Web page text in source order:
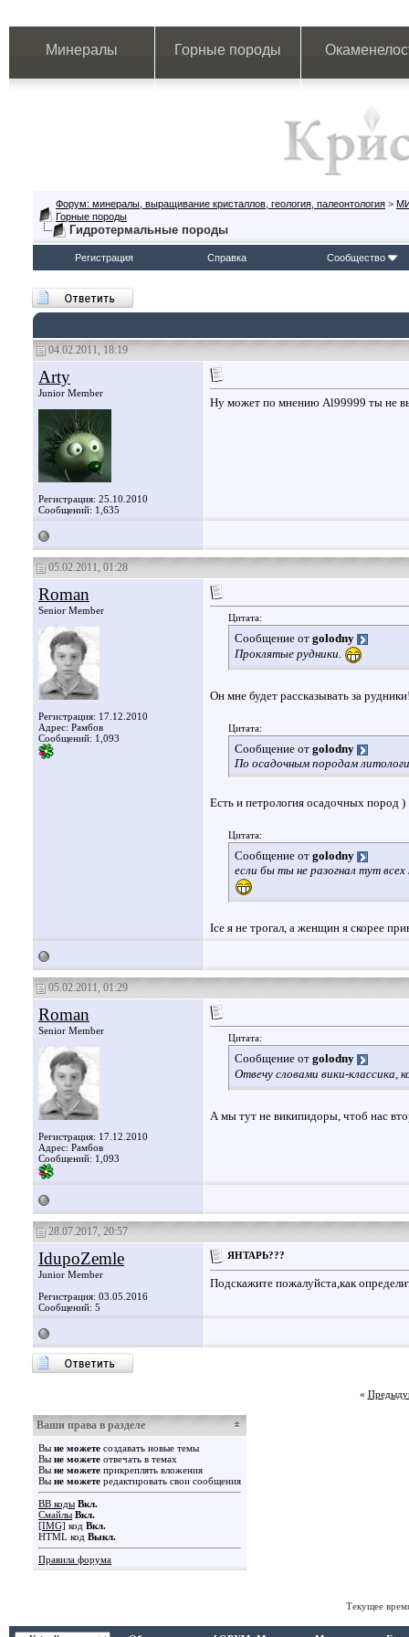
Минералы Горные породы
Форум: минералы, выращивание кристаллов, геология, палеонтология >
Горные породы
Гидротермальные породы
Регистрация Справка Сообщество
04.02.2011, 18:19
Arty
Junior Member
Регистрация: 25.10.2010
Сообщений: 1,635
Ну может по мнению Al99999 ты не
05.02.2011, 01:28
Roman
Senior Member
Регистрация: 17.12.2010
Адрес: Рамбов
Сообщений: 1,093
Цитата:
Сообщение от golodny
Проклятые рудники.
Он мне будет рассказывать за
Цитата:
Сообщение от golodny
По осадочным породам
Есть и петрология осадочных пород )
Цитата:
Сообщение от golodny
если бы ты не разогнал тут
Ice я не трогал, а женщин я скорее
05.02.2011, 01:29
Roman
Senior Member
Регистрация: 17.12.2010
Адрес: Рамбов
Сообщений: 1,093
Цитата:
Сообщение от golodny
Отвечу словами вики-классика,
А мы тут не википидоры, чтоб нас
28.07.2017, 20:57
IdupoZemle
Junior Member
Регистрация: 03.05.2016
Сообщений: 5
ЯНТАРЬ???
Подскажите пожалуйста,как
«
Ваши права в разделе
Вы не можете создавать новые темы
Вы не можете отвечать в темах
Вы не можете прикреплять вложения
Вы не можете редактировать свои сообщения
BB коды Вкл.
Смайлы Вкл.
[IMG] код Вкл.
HTML код Выкл.
Правила форума
Текущее